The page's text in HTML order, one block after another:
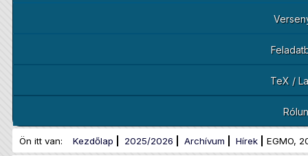
TeX /
Ön itt van: Kezdőlap 2025/2026 Archívum Hírek EGMO,